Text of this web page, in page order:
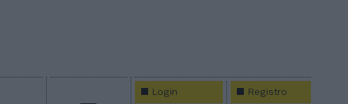
Login Registro